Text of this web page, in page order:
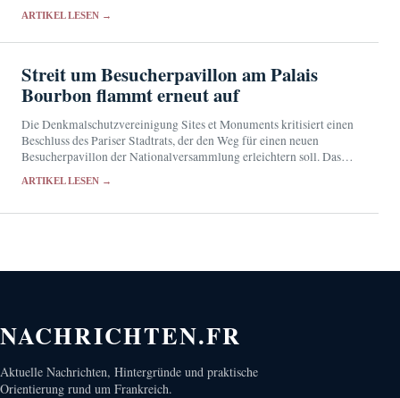
ARTIKEL LESEN →
Streit um Besucherpavillon am Palais
Bourbon flammt erneut auf
Die Denkmalschutzvereinigung Sites et Monuments kritisiert einen
Beschluss des Pariser Stadtrats, der den Weg für einen neuen
Besucherpavillon der Nationalversammlung erleichtern soll. Das
Bauantrags…
ARTIKEL LESEN →
NACHRICHTEN.FR
Aktuelle Nachrichten, Hintergründe und praktische
Orientierung rund um Frankreich.